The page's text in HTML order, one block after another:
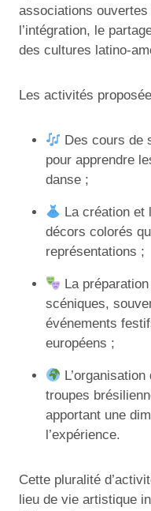
associations
l’intégration, le
des cultures latino-
Les activités
Des cours de
pour apprendre
danse ;
La création
décors colorés
représentations ;
La
scéniques,
événements
européens ;
troupes
apportant une
l’expérience.
Cette pluralité
lieu de vie artistique